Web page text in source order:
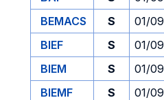
BEMACS
S 01/
BIEF
S 01/
BIEM
S 01/
BIEMF
S 01/